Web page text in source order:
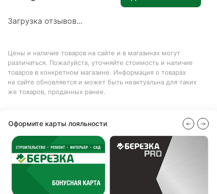
Загрузка отзывов...
Цены и наличие товаров на сайте и в магазинах могут
различаться. Пожалуйста, уточняйте стоимость и наличие
товаров в конкретном магазине. Информация о товарах
на сайте обновляется и может быть неактуальна для таких
же товаров, проданных ранее.
Оформите карты лояльности